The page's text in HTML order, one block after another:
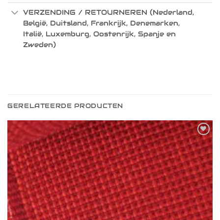
VERZENDING / RETOURNEREN (Nederland,
België, Duitsland, Frankrijk, Denemarken,
Italië, Luxemburg, Oostenrijk, Spanje en
Zweden)
GERELATEERDE PRODUCTEN
Toevoegen
aan
verlanglijst